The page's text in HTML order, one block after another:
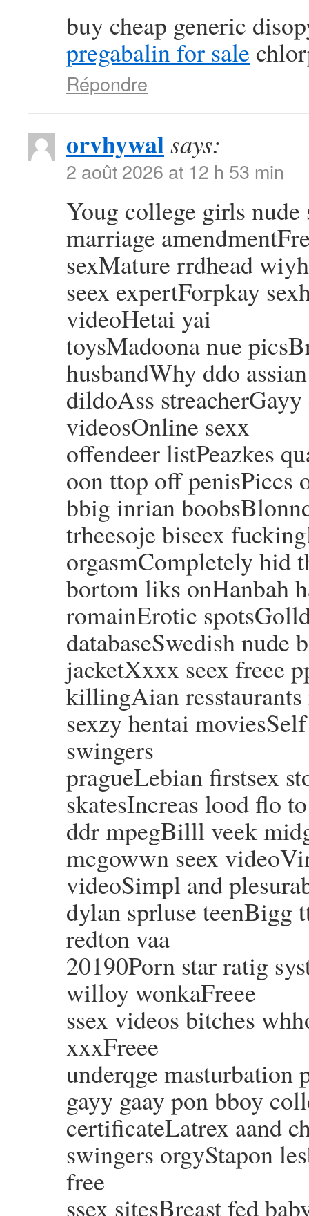
buy cheap generic
pregabalin for sale
Répondre
orvhywalsays:
2 août 2026 at 12 h 53 min
Youg college girls
marriage
sexMature rrdhead
seex expertForpkay
videoHetai yai
toysMadoona nue
husbandWhy ddo
dildoAss
videosOnline sexx
offendeer listPeazkes
oon ttop off penisPiccs
bbig inrian
trheesoje biseex
orgasmCompletely hid
bortom liks onHanbah
romainErotic
databaseSwedish nude
jacketXxxx seex freee
killingAian
sexzy hentai
swingers
pragueLebian firstsex
skatesIncreas lood flo
ddr mpegBilll veek
mcgowwn seex
videoSimpl and
dylan sprluse teenBigg
redton vaa
20190Porn star ratig
willoy wonkaFreee
ssex videos bitches
xxxFreee
underqge masturbation
gayy gaay pon bboy
certificateLatrex aand
swingers orgyStapon
free
ssex sitesBreast fed